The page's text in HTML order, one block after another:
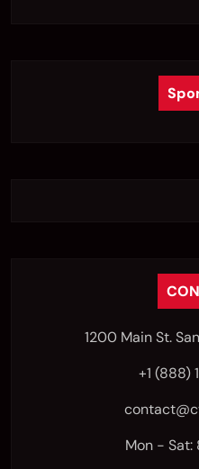
1200 Main St.
+1 (888)
Mon - Sat: